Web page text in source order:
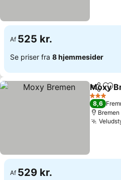
Af 525 kr.
Se priser fra 8 hjemmesider
Del Føj
Moxy
3 Stjerner
8,6
Bremen
Af 529 kr.